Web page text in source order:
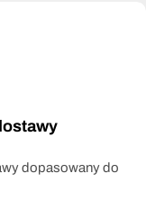
dopasowany do